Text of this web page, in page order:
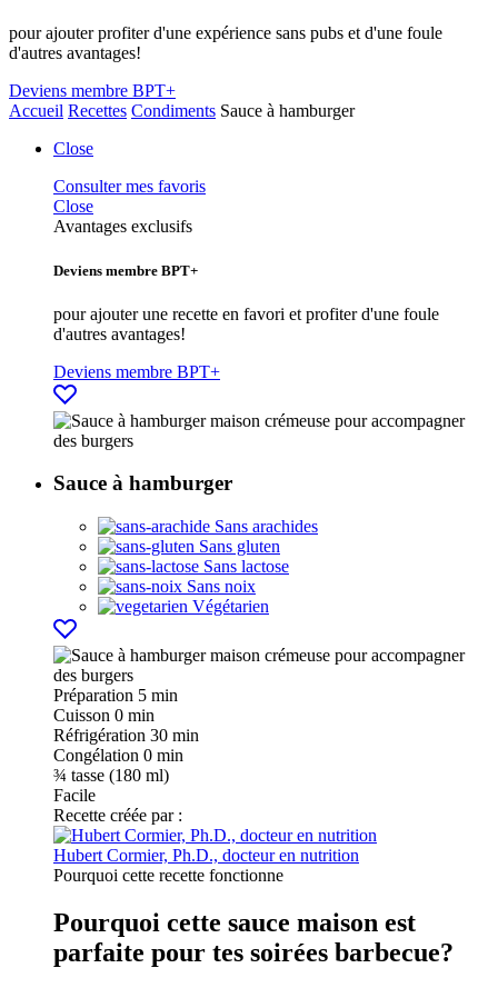
pour ajouter profiter d'une expérience sans pubs et d'une foule
d'autres avantages!
Deviens membre BPT+
Accueil Recettes Condiments Sauce à hamburger
Close
Consulter mes favoris
Close
Avantages exclusifs
Deviens membre BPT+
pour ajouter une recette en favori et profiter d'une foule
d'autres avantages!
Deviens membre BPT+
Sauce à hamburger
Sans arachides
Sans gluten
Sans lactose
Sans noix
Végétarien
Préparation 5 min
Cuisson 0 min
Réfrigération 30 min
Congélation 0 min
¾ tasse (180 ml)
Facile
Recette créée par :
Hubert Cormier, Ph.D., docteur en nutrition
Pourquoi cette recette fonctionne
Pourquoi cette sauce maison est
parfaite pour tes soirées barbecue?